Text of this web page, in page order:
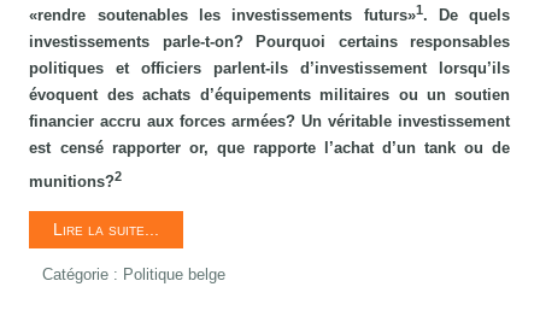
«rendre soutenables les investissements futurs»1. De quels
investissements parle-t-on? Pourquoi certains responsables
politiques et officiers parlent-ils d’investissement lorsqu’ils
évoquent des achats d’équipements militaires ou un soutien
financier accru aux forces armées? Un véritable investissement
est censé rapporter or, que rapporte l’achat d’un tank ou de
munitions?2
Lire la suite...
Catégorie : Politique belge